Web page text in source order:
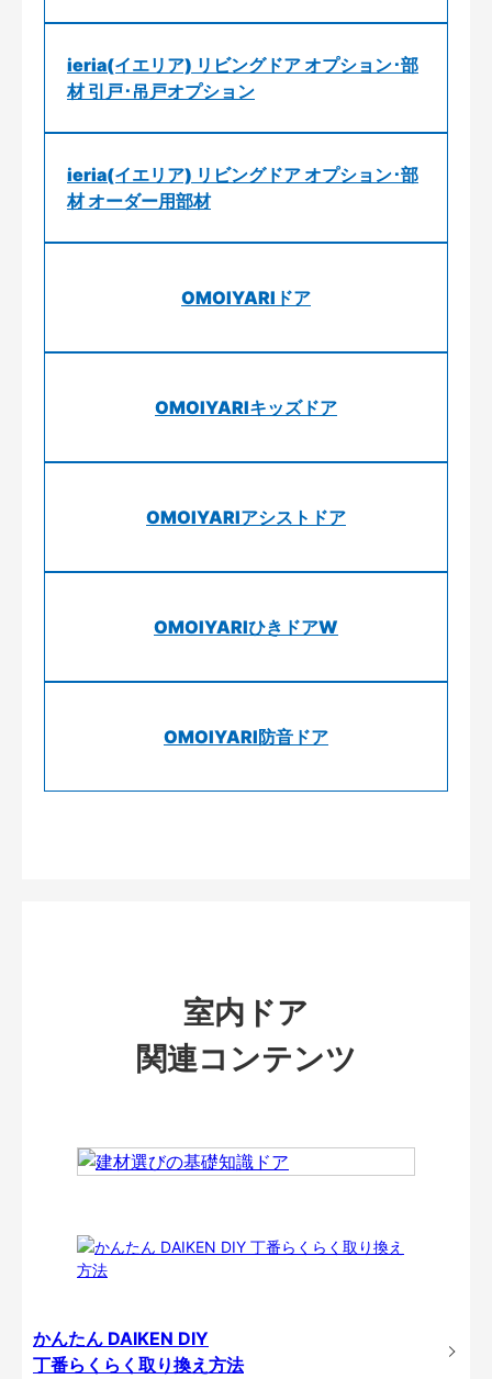
ieria(イエリア) リビングドア オプション･部
材 引戸･吊戸オプション
ieria(イエリア) リビングドア オプション･部
材 オーダー用部材
OMOIYARIドア
OMOIYARIキッズドア
OMOIYARIアシストドア
OMOIYARIひきドアW
OMOIYARI防音ドア
室内ドア
関連コンテンツ
かんたん DAIKEN DIY
丁番らくらく取り換え方法